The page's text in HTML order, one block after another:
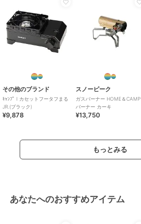
その他のブランド
ｷｬﾝﾌﾟ I カセットフータフまる
JR.(ブラック)
¥9,878
スノーピーク
ガスバーナー HOME＆CAMP
バーナー カーキ
¥13,750
もっとみる
あなたへのおすすめアイテム